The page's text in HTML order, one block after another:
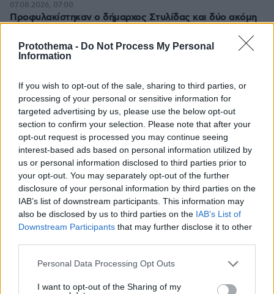
Protothema - Do Not Process My Personal
Information
If you wish to opt-out of the sale, sharing to third parties, or
processing of your personal or sensitive information for
targeted advertising by us, please use the below opt-out
section to confirm your selection. Please note that after your
opt-out request is processed you may continue seeing
interest-based ads based on personal information utilized by
us or personal information disclosed to third parties prior to
your opt-out. You may separately opt-out of the further
disclosure of your personal information by third parties on the
IAB’s list of downstream participants. This information may
also be disclosed by us to third parties on the IAB’s List of
Downstream Participants that may further disclose it to other
Please note that this website/app uses one or more Google
not limited to your visit or usage behaviour. You may click to
Personal Data Processing Opt Outs
I want to opt-out of the Sharing of my
Προφυλακίστηκαν ο δήμαρχος Στυλίδας και δύο ακόμη
07.08.2026, 07:00
ΤΑ ΠΙΟ ΔΗΜΟΦΙΛΗ